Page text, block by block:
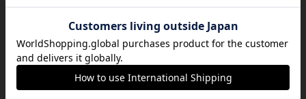
フォローする
ボードゲームカフェ
Play First Games